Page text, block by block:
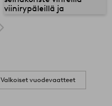
Valkoiset vuodevaatteet